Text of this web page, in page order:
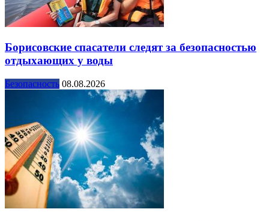
Борисовские спасатели следят за безопасностью
отдыхающих у воды
Безопасность 08.08.2026